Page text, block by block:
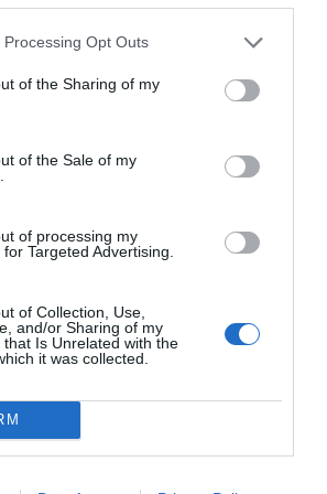
Opt Outs
of the Sharing of my
of the Sale of my
of processing my
Targeted Advertising.
of Collection, Use,
and/or Sharing of my
that Is Unrelated with the
it was collected.
que no ha precisat una xifra, i
que Nestlé ha evitat pujar
anys,aquest 2017 es veurà
una mitjana del 5%,
català a les begudes
que la solució a
impost, sinó que és necessari
d'alimentació:
"No és una
el fet que aquest impost
Catalunya crea problemes